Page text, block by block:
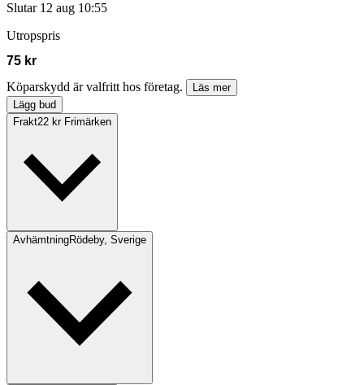
Slutar 12 aug 10:55
Utropspris
75 kr
Köparskydd är valfritt hos företag.
Läs mer
Lägg bud
Frakt22 kr Frimärken
AvhämtningRödeby, Sverige